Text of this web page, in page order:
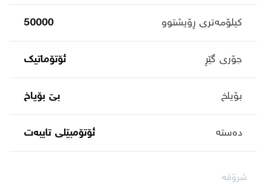
کیلۆمەتری ڕۆیشتوو 50000
جۆری گێڕ ئۆتۆماتیک
بۆیاخ بێ بۆیاخ
دەستە ئۆتۆمبێلی تایبه‌ت
شرۆڤە